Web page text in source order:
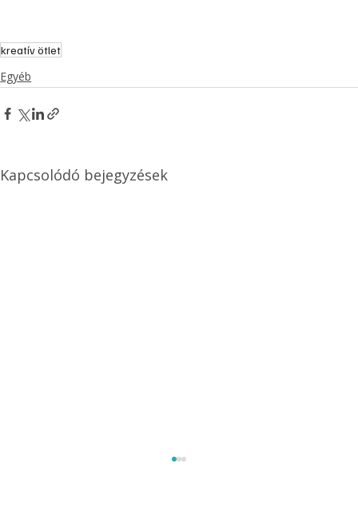
kreatív ötlet
Egyéb
Kapcsolódó bejegyzések